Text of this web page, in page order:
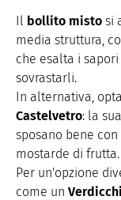
Il bollito misto si
media struttura,
che esalta i
sovrastarli.
In alternativa,
Castelvetro: la
sposano bene
mostarde di frutta.
Per un'opzione
come un